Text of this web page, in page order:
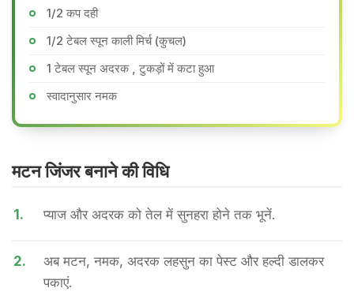
1/2 कप दही
1/2 टेबल स्पून काली मिर्च (कुचल)
1 टेबल स्पून अदरक , टुकड़ों में कटा हुआ
स्वादानुसार नमक
मटन जिंजर बनाने की वि​धि
1. प्याज और अदरक को तेल में सुनहरा होने तक भूनें.
2.
अब मटन, नमक, अदरक लहसुन का पेस्ट और हल्दी डालकर
पकाएं.